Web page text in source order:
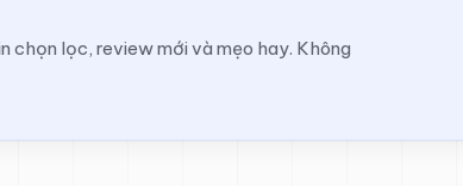
chọn lọc, review mới và mẹo hay. Không